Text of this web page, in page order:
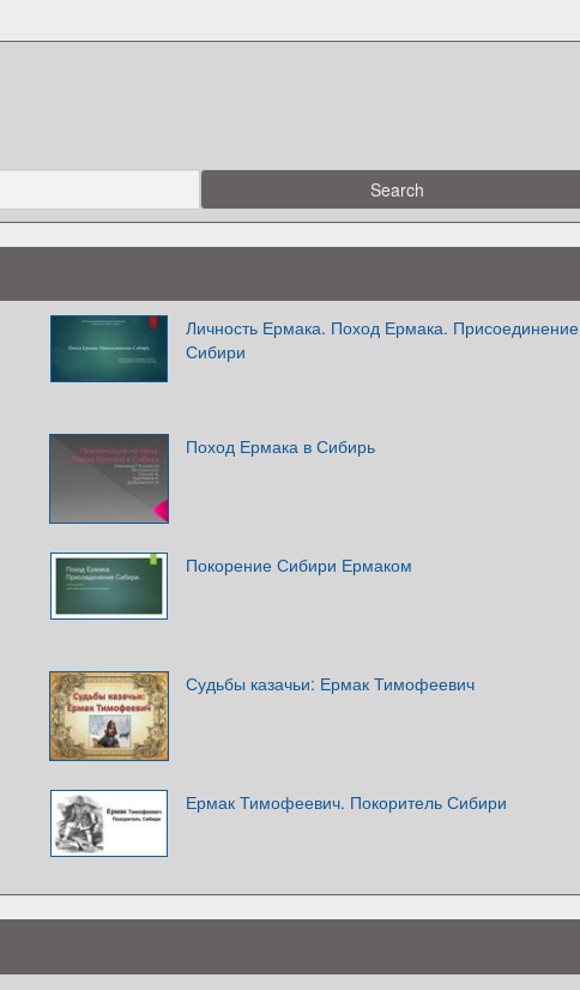
Личность Ермака. Поход Ермака. Присоединение
Сибири
Поход Ермака в Сибирь
Покорение Сибири Ермаком
Судьбы казачьи: Ермак Тимофеевич
Ермак Тимофеевич. Покоритель Сибири